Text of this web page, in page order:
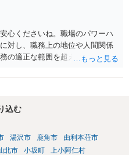
心くださいね。職場のパワーハ
対し、職務上の地位や人間関係
の適正な範囲を超えて、精神
うか、証拠に基づいて、子細な
法にかなり詳しく、上記に関係
し、法的に正確に分析してもら
込む
湯沢市 鹿角市
由利本荘市
北市 小坂町
上小阿仁村